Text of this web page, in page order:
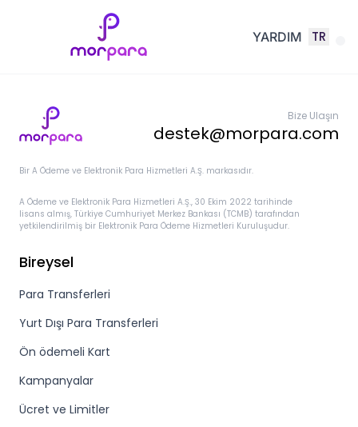
YARDIM TR
Bir A Ödeme ve Elektronik Para Hizmetleri A.Ş. markasıdır.
A Ödeme ve Elektronik Para Hizmetleri A.Ş., 30 Ekim 2022 tarihinde
lisans almış, Türkiye Cumhuriyet Merkez Bankası (TCMB) tarafından
yetkilendirilmiş bir Elektronik Para Ödeme Hizmetleri Kuruluşudur.
Bize Ulaşın
destek@morpara.com
Bireysel
Para Transferleri
Yurt Dışı Para Transferleri
Ön ödemeli Kart
Kampanyalar
Ücret ve Limitler